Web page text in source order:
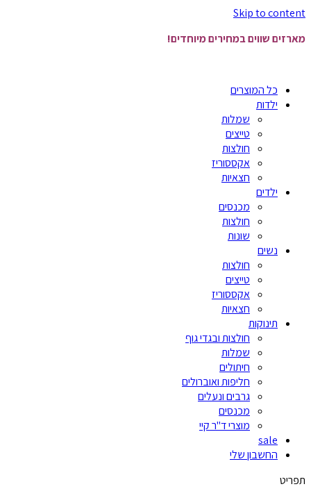
Skip to content
מארזים שווים במחירים מיוחדים!
כל המוצרים
ילדות
שמלות
טייצים
חולצות
אקססוריז
חצאיות
ילדים
מכנסים
חולצות
שונות
נשים
חולצות
טייצים
אקססוריז
חצאיות
תינוקות
חולצות ובגדי גוף
שמלות
חיתולים
חליפות ואוברולים
גרבים ונעלים
מכנסים
מוצרי ד"ר קיי
sale
החשבון שלי
תפריט